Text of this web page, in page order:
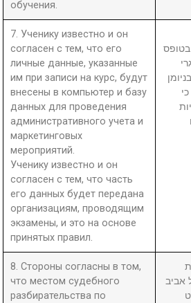
обучения.
7. Ученику известно и он
согласен с тем, что его
личные данные, указанные
им при записи на курс, будут
внесены в компьютер и базу
данных для проведения
административного учета и
маркетинговых
мероприятий.
Ученику известно и он
согласен с тем, что часть
его данных будет передана
организациям, проводящим
экзамены, и это на основе
принятых правил.
8. Стороны согласны в том,
что местом судебного
разбирательства по
אביב